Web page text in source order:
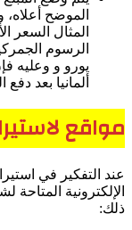
الموضح
يورو و وعليه
ألمانيا بعد دفع
مواقع
عند التفكير في
الإلكترونية المتاحة
ذلك: